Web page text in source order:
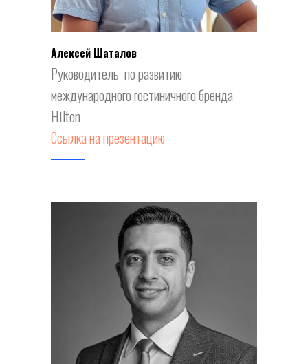
Алексей Шаталов
Руководитель по развитию
международного гостиничного бренда
Hilton
Ссылка на презентацию